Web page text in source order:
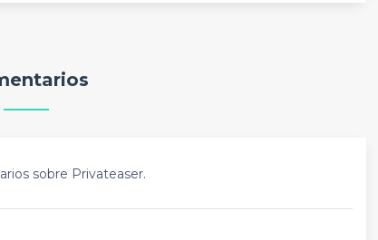
sobre Privateaser.